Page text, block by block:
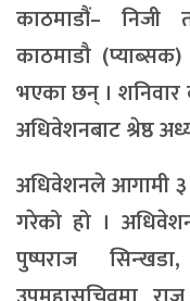
काठमाडौं–
काठमाडौ (प्याब्सक)
भएका छन् । शनिवार
अधिवेशनबाट श्रेष्ठ
अधिवेशनले आगामी ३
गरेको हो ।
पुष्पराज